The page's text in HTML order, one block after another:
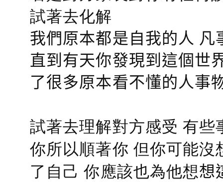
試著去化解
我們原本都是自我的人
直到有天你發現到這個世
了很多原本看不懂的人事
試著去理解對方感受 有
你所以順著你 但你可能
了自己 你應該也為他想想